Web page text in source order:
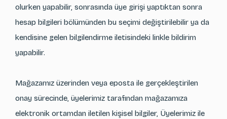
olurken yapabilir, sonrasında üye girişi yaptıktan sonra
hesap bilgileri bölümünden bu seçimi değiştirilebilir ya da
kendisine gelen bilgilendirme iletisindeki linkle bildirim
yapabilir.
Mağazamız üzerinden veya eposta ile gerçekleştirilen
onay sürecinde, üyelerimiz tarafından mağazamıza
elektronik ortamdan iletilen kişisel bilgiler, Üyelerimiz ile